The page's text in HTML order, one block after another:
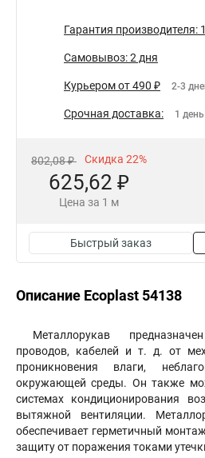
Гарантия производителя:
Самовывоз: 2 дня
Курьером от 490 ₽ 2-3
Срочная доставка: 1 день
802,08 ₽ Скидка 22%
625,62 ₽
Цена за 1 м
Быстрый заказ
Описание Ecoplast 54138
Металлорукав
проводов, кабелей и т. д. от
проникновения влаги,
окружающей среды. Он также
системах кондиционирования
вытяжной вентиляции.
обеспечивает герметичный
защиту от поражения токами